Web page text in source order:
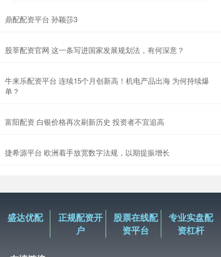
鼎配配资平台 孙颖莎3
股莘配资官网 这一条写进国家发展规划法，有何深意？
牛来乐配资平台 连续15个月创新高！机电产品出海 为何持续爆
单？
富阳配资 白银价格再次刷新历史 投资者不宜追高
捷希源平台 欧洲着手放宽数字法规，以期提振增长
盛达优配
正规配资开
户
股票在线配
资平台
专业实盘配
资杠杆